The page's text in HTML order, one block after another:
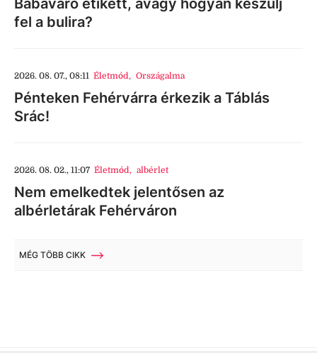
Babaváró etikett, avagy hogyan készülj
fel a bulira?
2026. 08. 07., 08:11 Életmód, Országalma
Pénteken Fehérvárra érkezik a Táblás
Srác!
2026. 08. 02., 11:07 Életmód, albérlet
Nem emelkedtek jelentősen az
albérletárak Fehérváron
MÉG TÖBB CIKK